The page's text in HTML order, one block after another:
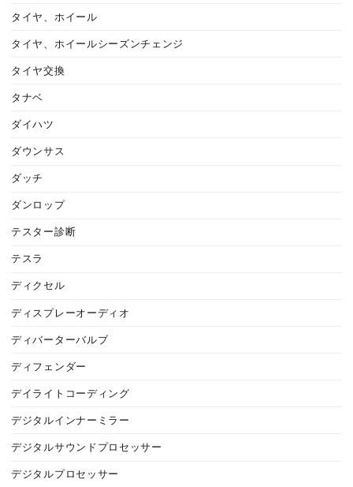
タイヤ、ホイール
タイヤ、ホイールシーズンチェンジ
タイヤ交換
タナベ
ダイハツ
ダウンサス
ダッチ
ダンロップ
テスター診断
テスラ
ディクセル
ディスプレーオーディオ
ディバーターバルブ
ディフェンダー
デイライトコーディング
デジタルインナーミラー
デジタルサウンドプロセッサー
デジタルプロセッサー